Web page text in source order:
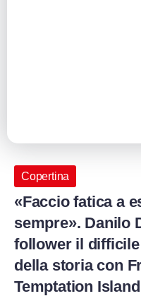
Copertina
«Faccio fatica a
sempre». Danilo
follower il
della storia con
Temptation